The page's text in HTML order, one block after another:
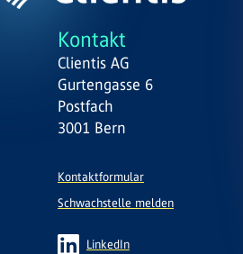
Kontakt
Clientis AG
Gurtengasse 6
Postfach
3001 Bern
Kontaktformular
Schwachstelle melden
LinkedIn